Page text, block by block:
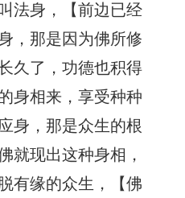
法身，【前边已经
，那是因为佛所修
久了，功德也积得
身相来，享受种种
身，那是众生的根
就现出这种身相，
有缘的众生，【佛